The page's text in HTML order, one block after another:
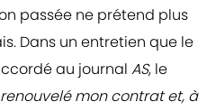
passée ne prétend plus
Dans un entretien que le
au journal AS, le
renouvelé mon contrat et, à